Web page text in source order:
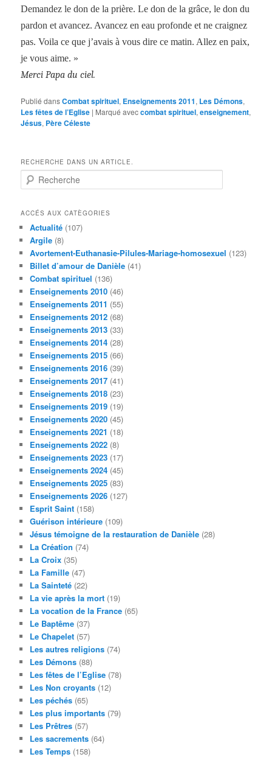
Demandez le don de la prière. Le don de la grâce, le don du
pardon et avancez. Avancez en eau profonde et ne craignez
pas. Voila ce que j’avais à vous dire ce matin. Allez en paix,
je vous aime. »
Merci Papa du ciel.
Publié dansCombat spirituel, Enseignements 2011, Les Démons,
Les fêtes de l’Eglise | Marqué aveccombat spirituel,enseignement,
Jésus, Père Céleste
RECHERCHE DANS UN ARTICLE.
e
h
c
h
e
ACCÉS AUX CATÈGORIES
Actualité (107)
Argile (8)
Avortement-Euthanasie-Pilules-Mariage-homosexuel (123)
Billet d’amour de Danièle (41)
Combat spirituel (136)
Enseignements 2010 (46)
Enseignements 2011 (55)
Enseignements 2012 (68)
Enseignements 2013 (33)
Enseignements 2014 (28)
Enseignements 2015 (66)
Enseignements 2016 (39)
Enseignements 2017 (41)
Enseignements 2018 (23)
Enseignements 2019 (19)
Enseignements 2020 (45)
Enseignements 2021 (18)
Enseignements 2022 (8)
Enseignements 2023 (17)
Enseignements 2024 (45)
Enseignements 2025 (83)
Enseignements 2026 (127)
Esprit Saint (158)
Guérison intérieure (109)
Jésus témoigne de la restauration de Danièle (28)
La Création (74)
La Croix (35)
La Famille (47)
La Sainteté (22)
La vie après la mort (19)
La vocation de la France (65)
Le Baptême (37)
Le Chapelet (57)
Les autres religions (74)
Les Démons (88)
Les fêtes de l’Eglise (78)
Les Non croyants (12)
Les péchés (65)
Les plus importants (79)
Les Prêtres (57)
Les sacrements (64)
Les Temps (158)